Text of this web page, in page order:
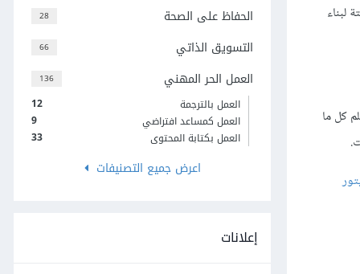
لبناء
كل ما
28 الحفاظ على الصحة
66 التسويق الذاتي
136 العمل الحر المهني
12
العمل بالترجمة
9
العمل كمساعد افتراضي
33
العمل بكتابة المحتوى
اعرض جميع التصنيفات
إعلانات